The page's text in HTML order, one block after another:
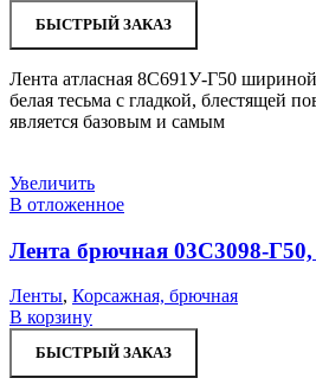
БЫСТРЫЙ ЗАКАЗ
Лента атласная 8С691У-Г50
белая тесьма с гладкой, блестящей
является базовым и самым
Увеличить
В отложенное
Лента брючная 03С3098-
Ленты, Корсажная, брючная
В корзину
БЫСТРЫЙ ЗАКАЗ